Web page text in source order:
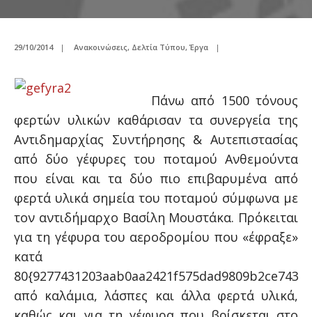
29/10/2014 | Ανακοινώσεις, Δελτία Τύπου,Έργα |
Πάνω από 1500 τόνους
φερτών υλικών καθάρισαν τα συνεργεία της
Αντιδημαρχίας Συντήρησης & Αυτεπιστασίας
από δύο γέφυρες του ποταμού Ανθεμούντα
που είναι και τα δύο πιο επιβαρυμένα από
φερτά υλικά σημεία του ποταμού σύμφωνα με
τον αντιδήμαρχο Βασίλη Μουστάκα. Πρόκειται
για τη γέφυρα του αεροδρομίου που «έφραξε»
κατά
από καλάμια, λάσπες και άλλα φερτά υλικά,